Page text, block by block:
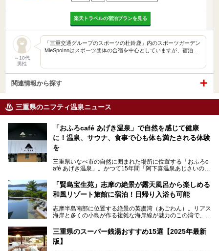
楽天トラベルの宿泊プランを見る
～10代
男性
「三重交通グループのスポーツの杜鈴鹿」内のスポーツガーデン
MieSpoInnはスポーツ団体の合宿を中心としていますが、宿泊…
関連情報から探す
三重県のニフティ温泉ニュース
「おふろcafé あげき温泉」で自然を感じて健康
に！温泉、サウナ、食事で心も体も満たされる体験
を
三重県いなべ市の自然に囲まれた場所に位置する「おふろc
afé あげき温泉」。かつて15年間「阿下喜温泉あじさいの
泊が楽しめる施設として2024年4月に新しく生まれ変わりま
した！
ていた施設……。今回は、地元の方から観光客まで楽しめる
「おふろcafé あげき温泉」をじっくりご紹介していきま
「賢島宝生苑」志摩の絶景が露天風呂から楽しめる
和風リゾート旅館に宿泊！日帰り入浴も可能
志摩半島南部に位置する絶景の英虞湾（あごわん）。リアス
海岸と多くの小島が作る複雑な海岸線が魅力のこの湾で、最
らも英虞湾が一望できる人気の旅館「賢島宝生苑（かしこじ
まほうじょうえん）」をご紹介します。日帰り入浴もできま
すよ！
三重県のスーパー銭湯おすすめ15選【2025年最新
版】